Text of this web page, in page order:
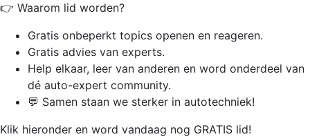
👉 Waarom lid worden?
Gratis onbeperkt topics openen en reageren.
Gratis advies van experts.
Help elkaar, leer van anderen en word onderdeel van
dé auto-expert community.
💬 Samen staan we sterker in autotechniek!
Klik hieronder en word vandaag nog GRATIS lid!